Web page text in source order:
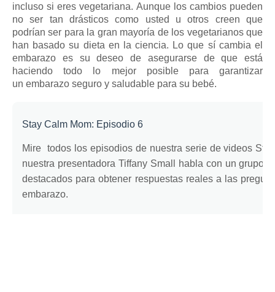
incluso si eres vegetariana. Aunque los cambios pueden
no ser tan drásticos como usted u otros creen que
podrían ser para la gran mayoría de los vegetarianos que
han basado su dieta en la ciencia. Lo que sí cambia el
embarazo es su deseo de asegurarse de que está
haciendo todo lo mejor posible para garantizar
un embarazo seguro y saludable para su bebé.
Stay Calm Mom: Episodio 6
Mire todos los episodios de nuestra serie de videos
nuestra presentadora Tiffany Small habla con un grupo
destacados para obtener respuestas reales a las
embarazo.